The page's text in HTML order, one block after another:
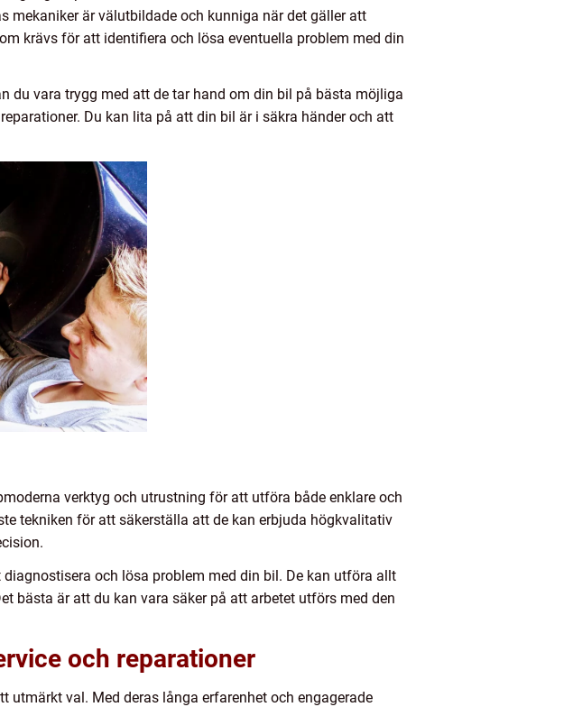
mekaniker är välutbildade och kunniga när det gäller att
krävs för att identifiera och lösa eventuella problem med din
du vara trygg med att de tar hand om din bil på bästa möjliga
Du kan lita på att din bil är i säkra händer och att
verktyg och utrustning för att utföra både enklare och
tekniken för att säkerställa att de kan erbjuda högkvalitativ
och lösa problem med din bil. De kan utföra allt
bästa är att du kan vara säker på att arbetet utförs med den
och reparationer
val. Med deras långa erfarenhet och engagerade